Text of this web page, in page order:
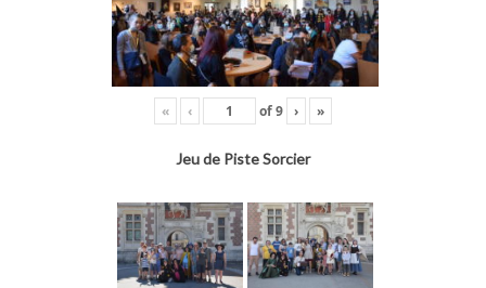
« ‹ of9 › »
Jeu de Piste Sorcier